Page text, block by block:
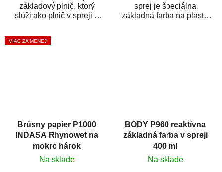
základový plnič, ktorý
slúži ako plnič v spreji a
zároveň. HB BODY...
sprej je špeciálna
základná farba na plasty,
VIAC ZA MENEJ
Brúsny papier P1000
INDASA Rhynowet na
mokro hárok
Na sklade
BODY P960 reaktívna
základná farba v spreji
400 ml
Na sklade